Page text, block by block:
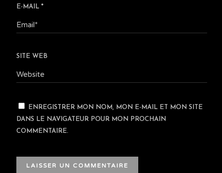
E-MAIL *
SITE WEB
ENREGISTRER MON NOM, MON E-MAIL ET MON SITE
DANS LE NAVIGATEUR POUR MON PROCHAIN
COMMENTAIRE.